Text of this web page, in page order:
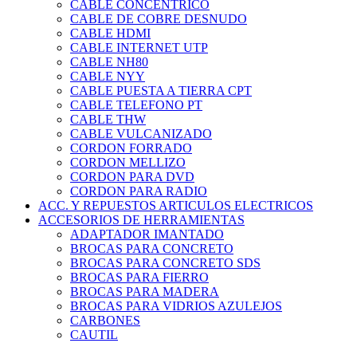
CABLE CONCENTRICO
CABLE DE COBRE DESNUDO
CABLE HDMI
CABLE INTERNET UTP
CABLE NH80
CABLE NYY
CABLE PUESTA A TIERRA CPT
CABLE TELEFONO PT
CABLE THW
CABLE VULCANIZADO
CORDON FORRADO
CORDON MELLIZO
CORDON PARA DVD
CORDON PARA RADIO
ACC. Y REPUESTOS ARTICULOS ELECTRICOS
ACCESORIOS DE HERRAMIENTAS
ADAPTADOR IMANTADO
BROCAS PARA CONCRETO
BROCAS PARA CONCRETO SDS
BROCAS PARA FIERRO
BROCAS PARA MADERA
BROCAS PARA VIDRIOS AZULEJOS
CARBONES
CAUTIL